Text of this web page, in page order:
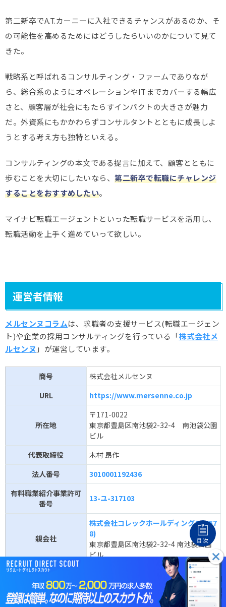
第二新卒でA.T.カーニーに入社できるチャンスがあるのか、そ
の可能性を高めるためにはどうしたらいいのかについて見て
きた。
戦略系と呼ばれるコンサルティング・ファームでありなが
ら、総合系のようにオペレーションやITまでカバーする幅広
さと、顧客層が社会にもたらすインパクトの大きさが魅力
だ。外資系にもかかわらずコンサルタントとともに成長しよ
うとする考え方も独特といえる。
コンサルティングの本文である提言に加えて、顧客とともに
歩むことを大切にしたいなら、 第二新卒で転職にチャレンジ
することをおすすめしたい。
マイナビ転職エージェントといった転職サービスを活用し、
転職活動を上手く進めていって欲しい。
運営者情報
メルセンヌコラムは、求職者の支援サービス(転職エージェン
ト)や企業の採用コンサルティングを行っている「株式会社メ
ルセンヌ 」が運営しています。
商号
株式会社メルセンヌ
URL
https://www.mersenne.co.jp
所在地
〒171-0022
東京都豊島区南池袋2-32-4 南池袋公園
ビル
代表取締役
木村 昂作
法人番号
3010001192436
有料職業紹介事業許可
番号
13-ユ-317103
親会社
株式会社コレックホールディングス(657
8)
東京都豊島区南池袋2-32-4 南池袋公園
ビル
よく読まれている記事
転職エージェント
第二新卒向け
目次